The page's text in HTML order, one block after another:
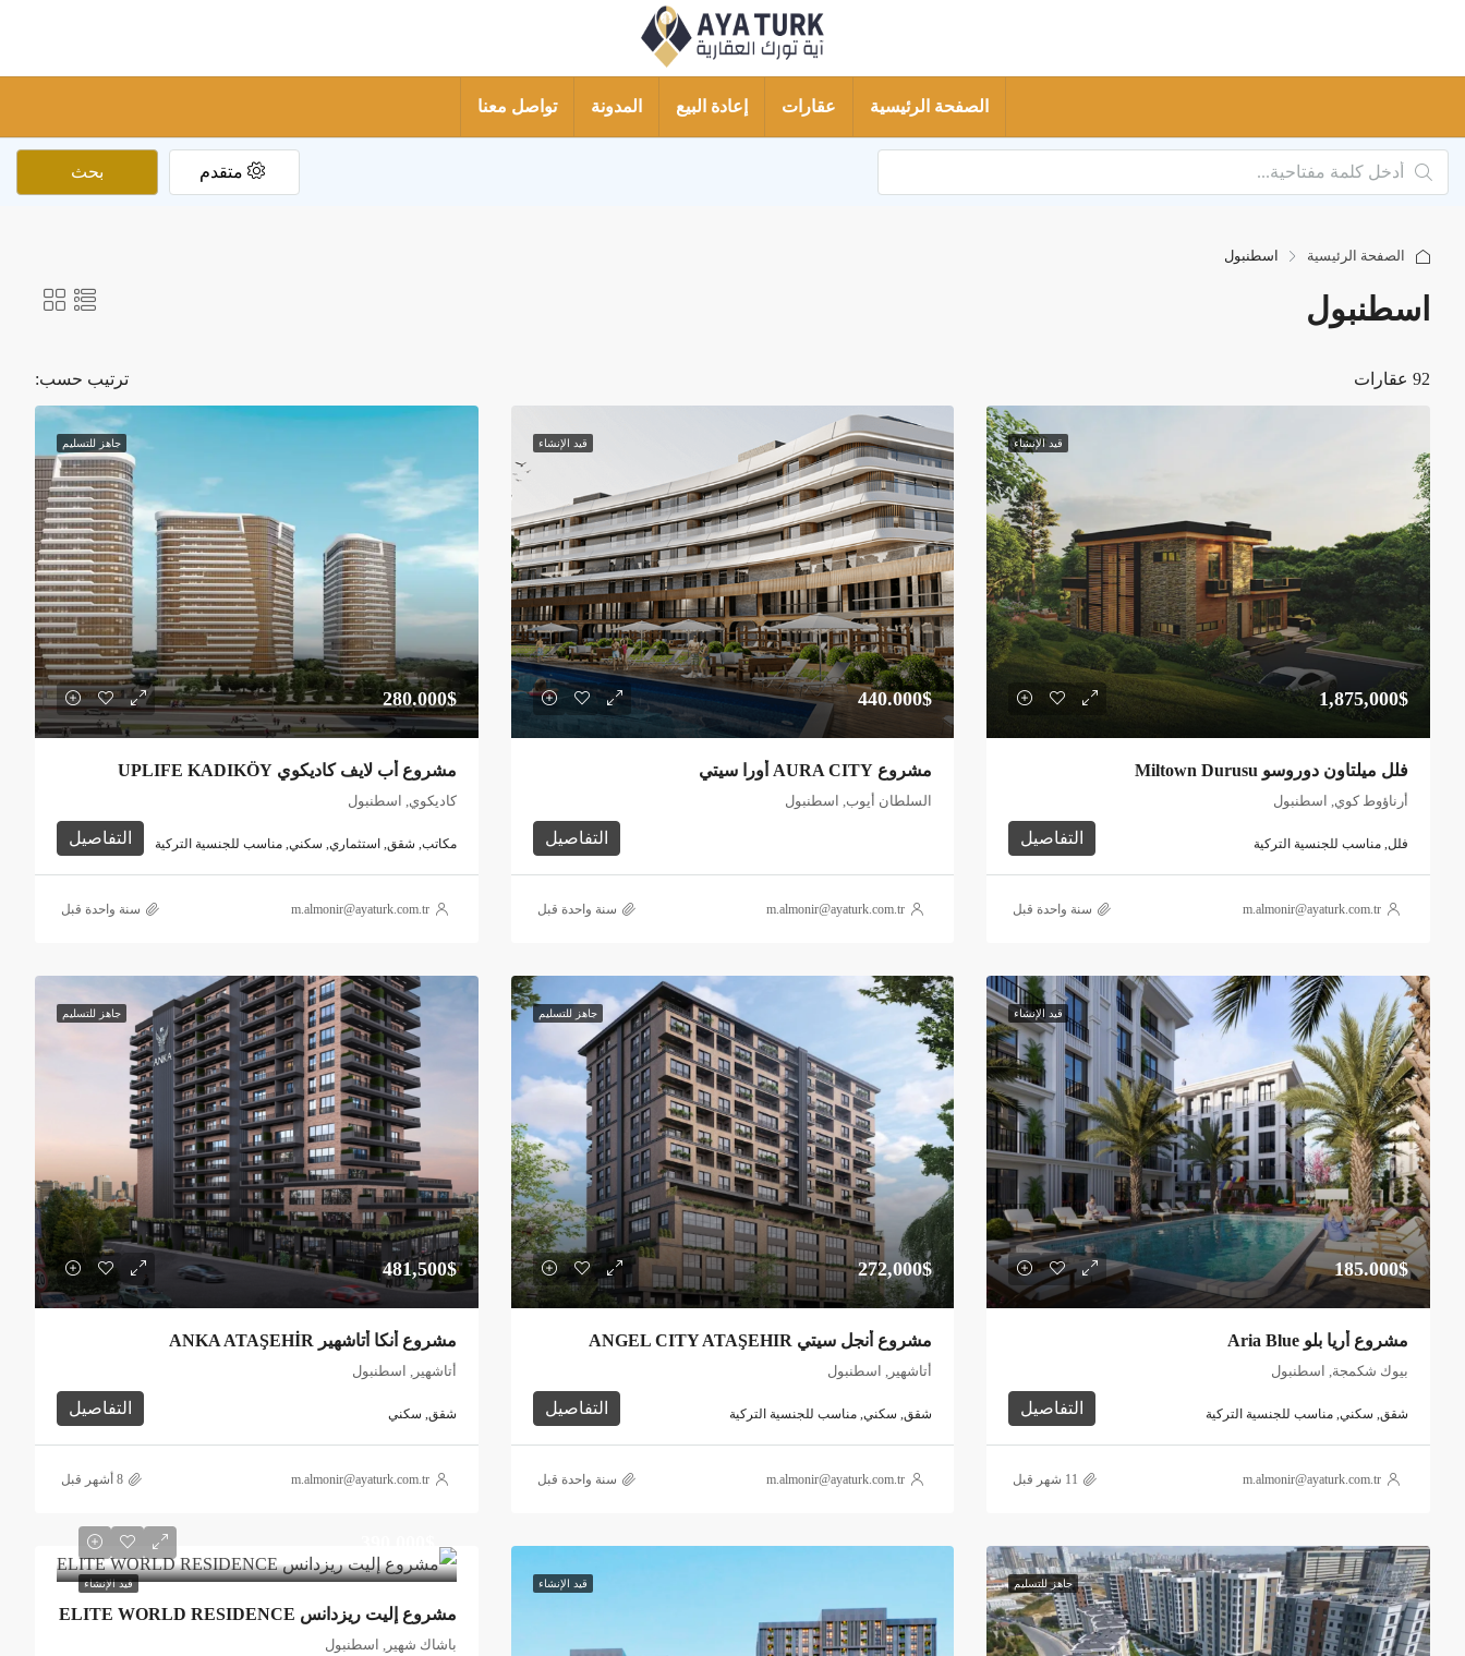
الصفحة الرئيسية عقارات إعادة البيع المدونة تواصل معنا
متقدم بحث
الصفحة الرئيسية اسطنبول
اسطنبول
92 عقارات ترتيب حسب:
قيد الإنشاء
1,875,000$
فلل ميلتاون دوروسو Miltown Durusu
أرناؤوط كوي, اسطنبول
فلل, مناسب للجنسية التركية التفاصيل
m.almonir@ayaturk.com.tr ‏سنة واحدة قبل
قيد الإنشاء
440.000$
مشروع AURA CITY أورا سيتي
السلطان أيوب, اسطنبول
التفاصيل
m.almonir@ayaturk.com.tr ‏سنة واحدة قبل
جاهز للتسليم
280.000$
مشروع أب لايف كاديكوي UPLIFE KADIKÖY
كاديكوي, اسطنبول
مكاتب, شقق, استثماري, سكني, مناسب للجنسية التركية التفاصيل
m.almonir@ayaturk.com.tr ‏سنة واحدة قبل
قيد الإنشاء
185.000$
مشروع أريا بلو Aria Blue
بيوك شكمجة, اسطنبول
شقق, سكني, مناسب للجنسية التركية التفاصيل
m.almonir@ayaturk.com.tr
جاهز للتسليم
272,000$
مشروع أنجل سيتي ANGEL CITY ATAŞEHIR
أتاشهير, اسطنبول
شقق, سكني, مناسب للجنسية التركية التفاصيل
m.almonir@ayaturk.com.tr ‏سنة واحدة قبل
جاهز للتسليم
481,500$
مشروع أنكا أتاشهير ANKA ATAŞEHİR
أتاشهير, اسطنبول
شقق, سكني التفاصيل
m.almonir@ayaturk.com.tr
جاهز للتسليم قيد الإنشاء قيد الإنشاء
مشروع إليت ريزدانس ELITE WORLD RESIDENCE
باشاك شهير, اسطنبول